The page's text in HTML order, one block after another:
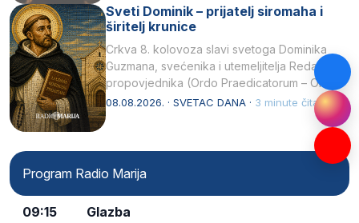
Sveti Dominik – prijatelj siromaha i
širitelj krunice
Crkva 8. kolovoza slavi svetoga Dominika
Guzmana, svećenika i utemeljitelja Reda
propovjednika (Ordo Praedicatorum – OP).
Svojim životom, dubokom ljubavlju prema
08.08.2026. · SVETAC DANA · 3 minute čitanja
Program Radio Marija
09:15 Glazba